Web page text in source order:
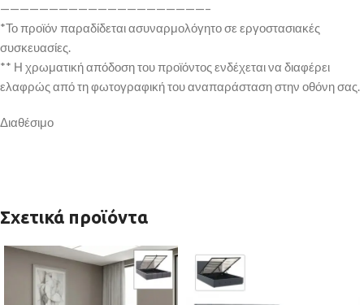
—————————————————————–
*Το προϊόν παραδίδεται ασυναρμολόγητο σε εργοστασιακές
συσκευασίες.
** Η χρωματική απόδοση του προϊόντος ενδέχεται να διαφέρει
ελαφρώς από τη φωτογραφική του αναπαράσταση στην οθόνη σας.
Διαθέσιμο
Σχετικά προϊόντα